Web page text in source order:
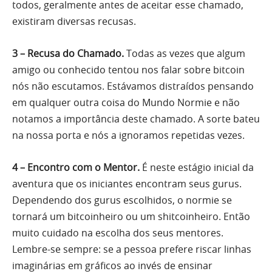
todos, geralmente antes de aceitar esse chamado,
existiram diversas recusas.
3 – Recusa do Chamado.Todas as vezes que algum
amigo ou conhecido tentou nos falar sobre bitcoin
nós não escutamos. Estávamos distraídos pensando
em qualquer outra coisa do Mundo Normie e não
notamos a importância deste chamado. A sorte bateu
na nossa porta e nós a ignoramos repetidas vezes.
4 – Encontro com o Mentor. É neste estágio inicial da
aventura que os iniciantes encontram seus gurus.
Dependendo dos gurus escolhidos, o normie se
tornará um bitcoinheiro ou um shitcoinheiro. Então
muito cuidado na escolha dos seus mentores.
Lembre-se sempre: se a pessoa prefere riscar linhas
imaginárias em gráficos ao invés de ensinar